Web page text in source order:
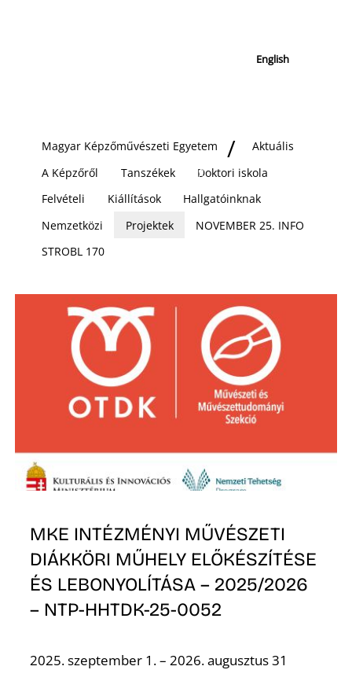
English
Magyar Képzőművészeti Egyetem
Aktuális
A Képzőről
Tanszékek
Doktori iskola
Felvételi
Kiállítások
Hallgatóinknak
Nemzetközi
Projektek
NOVEMBER 25. INFO
STROBL 170
MKE INTÉZMÉNYI MŰVÉSZETI
DIÁKKÖRI MŰHELY ELŐKÉSZÍTÉSE
ÉS LEBONYOLÍTÁSA – 2025/2026
– NTP-HHTDK-25-0052
2025. szeptember 1. – 2026. augusztus 31